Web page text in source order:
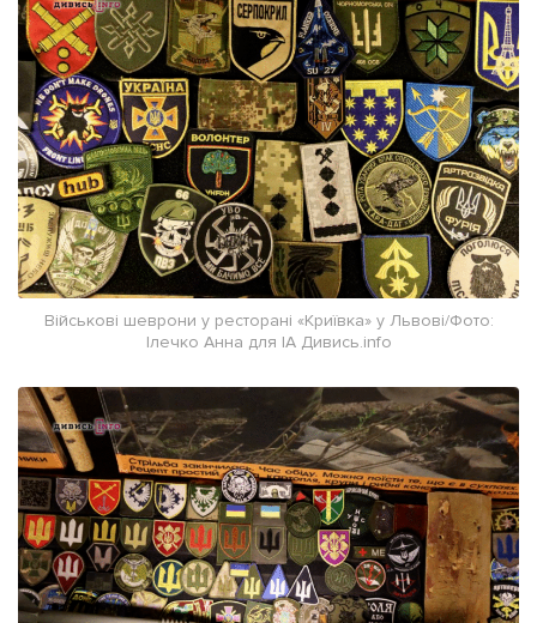
Військові шеврони у ресторані «Криївка» у Львові/Фото:
Ілечко Анна для ІА Дивись.info